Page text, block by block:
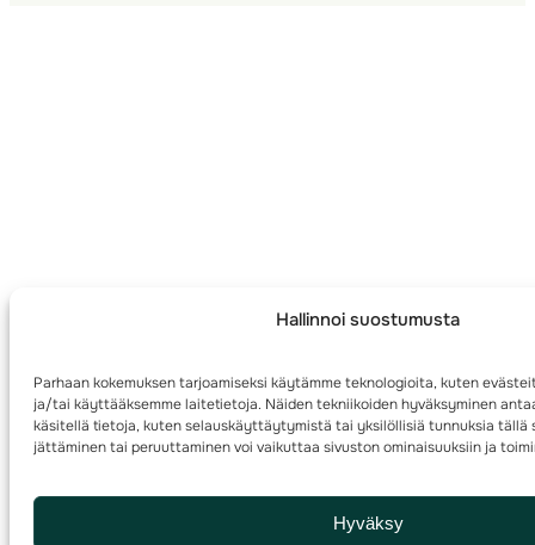
Hallinnoi suostumusta
Parhaan kokemuksen tarjoamiseksi käytämme teknologioita, kuten
ja/tai käyttääksemme laitetietoja. Näiden tekniikoiden hyväksyminen
käsitellä tietoja, kuten selauskäyttäytymistä tai yksilöllisiä tunnuksia tällä
jättäminen tai peruuttaminen voi vaikuttaa sivuston ominaisuuksiin ja
Hyväksy